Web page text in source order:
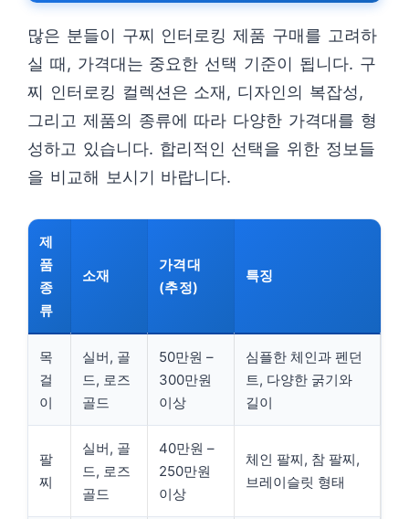
많은 분들이 구찌 인터로킹 제품 구매를 고려하
실 때, 가격대는 중요한 선택 기준이 됩니다. 구
찌 인터로킹 컬렉션은 소재, 디자인의 복잡성,
그리고 제품의 종류에 따라 다양한 가격대를 형
성하고 있습니다. 합리적인 선택을 위한 정보들
을 비교해 보시기 바랍니다.
제
품
종
류
소재
가격대
(추정)
특징
목
걸
이
실버, 골
드, 로즈
골드
50만원 –
300만원
이상
심플한 체인과 펜던
트, 다양한 굵기와
길이
팔
찌
실버, 골
드, 로즈
골드
40만원 –
250만원
이상
체인 팔찌, 참 팔찌,
브레이슬릿 형태